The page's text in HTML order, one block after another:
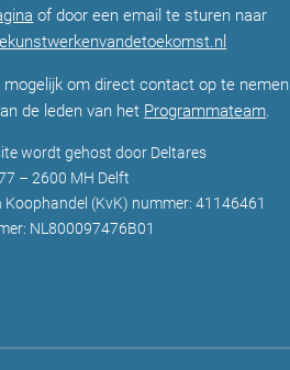
of door een email te sturen naar
mogelijk om direct contact op te nemen
de leden van het Programmateam.
wordt gehost door Deltares
– 2600 MH Delft
Koophandel (KvK) nummer: 41146461
NL800097476B01